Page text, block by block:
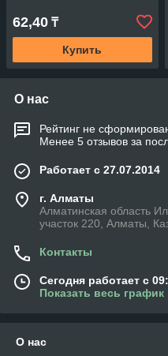
62,40 ₸
Купить
О нас
Рейтинг не
Менее 5 отзывов за
Работает с 27.07.2014
г. Алматы
Алматинская область
участок 220, Алматы,
Контакты
Сегодня работает с
Показать весь
О нас